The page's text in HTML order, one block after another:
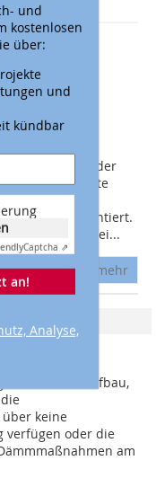
und
kostenlosen
über:
und
kündbar
Captcha ⇗
an!
Analyse,
in
in Halle 4 der
die Exponate
und
präsentiert.
aus den drei...
mehr
Rotor
Flachdachaufbau,
keine
verfügen oder die
am